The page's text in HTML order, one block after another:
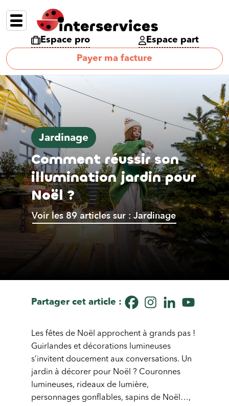
Espace pro
Espace part
Payer ma facture
Jardinage
Comment réussir son
illumination jardin pour
Noël ?
Voir les 89 articles sur : Jardinage
Partager cet article :
Les fêtes de Noël approchent à grands pas !
Guirlandes et décorations lumineuses
s’invitent doucement aux conversations. Un
jardin à décorer pour Noël ? Couronnes
lumineuses, rideaux de lumière,
personnages gonflables, sapins de Noël…,